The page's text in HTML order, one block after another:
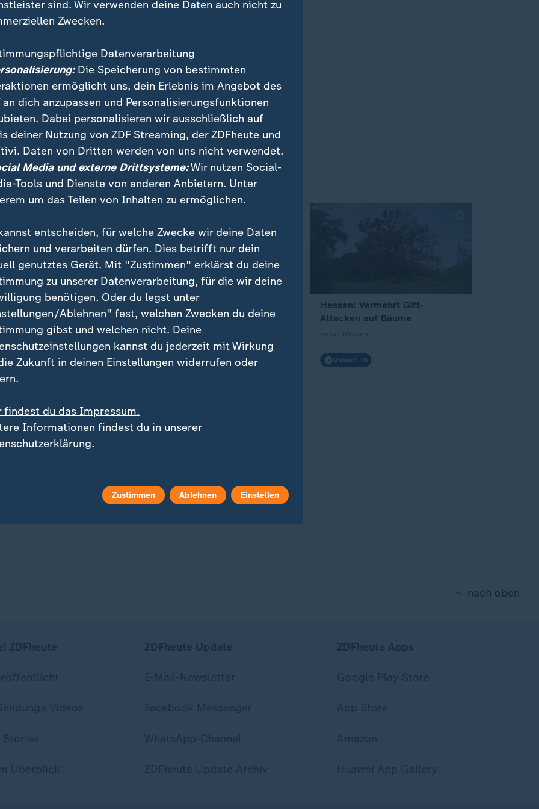
Partymeile wird
im Clinch
schwer erkranken
Wohnen in
/ Nina Suweis / Christine
7:05
Lebensgefahr: Heckenbrand
durch Garten-Grill
Lea Weiser
Video 5:28
Hessen: Vermehrt Gift-
Attacken auf Bäume
Video3:16
nach oben
sind. Wir verwenden deine Daten auch nicht zu
Zwecken.
Datenverarbeitung
Die Speicherung von bestimmten
ermöglicht uns, dein Erlebnis im Angebot des
an dich anzupassen und Personalisierungsfunktionen
Dabei personalisieren wir ausschließlich auf
deiner Nutzung von ZDF Streaming, der ZDFheute und
Daten von Dritten werden von uns nicht verwendet.
Media und externe Drittsysteme:Wir nutzen Social-
Tools und Dienste von anderen Anbietern. Unter
um das Teilen von Inhalten zu ermöglichen.
entscheiden, für welche Zwecke wir deine Daten
und verarbeiten dürfen. Dies betrifft nur dein
genutztes Gerät. Mit "Zustimmen" erklärst du deine
zu unserer Datenverarbeitung, für die wir deine
benötigen. Oder du legst unter
Ablehnen" fest, welchen Zwecken du deine
gibst und welchen nicht. Deine
kannst du jederzeit mit Wirkung
Zukunft in deinen Einstellungen widerrufen oder
findest du das Impressum.
Informationen findest du in unserer
Zustimmen Ablehnen Einstellen